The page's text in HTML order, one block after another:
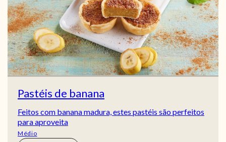
Pastéis de banana
Feitos com banana madura, estes pastéis são perfeitos
para aproveita
Médio